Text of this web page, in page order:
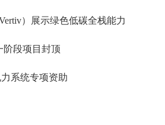
）展示绿色低碳全栈能力
阶段项目封顶
系统专项资助